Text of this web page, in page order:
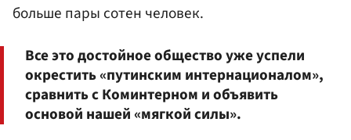
больше пары сотен человек.
Все это достойное общество уже успели
окрестить «путинским интернационалом»,
сравнить с Коминтерном и объявить
основой нашей «мягкой силы».